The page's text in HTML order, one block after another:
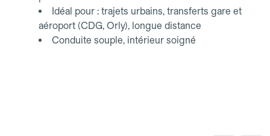
Idéal pour : trajets urbains, transferts gare et
aéroport (CDG, Orly), longue distance
Conduite souple, intérieur soigné